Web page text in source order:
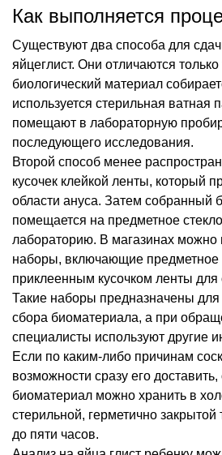
Как выполняется
Существуют два способа для
яйцеглист. Они отличаются только
биологический материал
используется стерильная ватная
помещают в лабораторную
последующего исследования.
Второй способ менее
кусочек клейкой ленты, который
области ануса. Затем собранный
помещается на предметное
лабораторию. В магазинах можно
наборы, включающие предметное
приклеенным кусочком ленты для
Такие наборы предназначены для
сбора биоматериала, а при
специалисты используют другие
Если по каким-либо причинам
возможности сразу его
биоматериал можно хранить в
стерильной, герметично закрытой
до пяти часов.